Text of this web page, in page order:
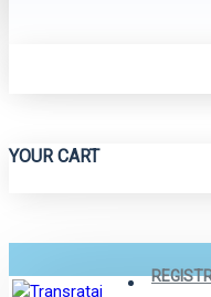
YOUR CART